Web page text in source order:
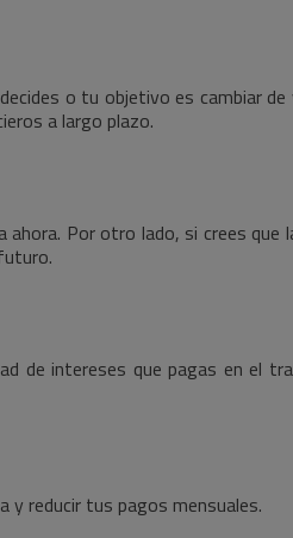
o tu objetivo es cambiar de
a largo plazo.
Por otro lado, si crees que
de intereses que pagas en el
y reducir tus pagos mensuales.